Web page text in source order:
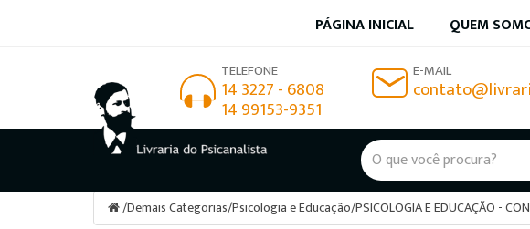
PÁGINA INICIAL QUEM
TELEFONE
14 3227 - 6808
14 99153-9351
E-MAIL
/Demais Categorias/Psicologia e Educação/PSICOLOGIA E EDUCAÇÃO -